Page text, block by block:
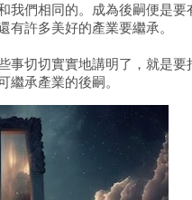
我們相同的。成為後嗣便是
有許多美好的產業要繼承。
事切切實實地講明了，就是
繼承產業的後嗣。